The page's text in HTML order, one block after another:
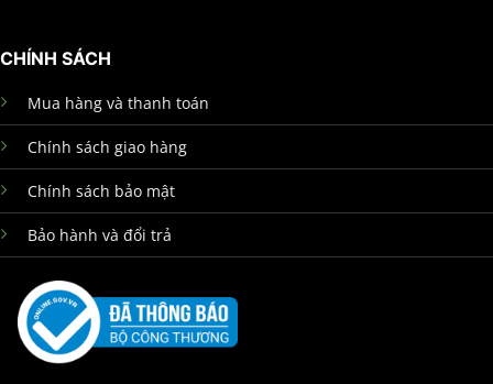
CHÍNH SÁCH
Mua hàng và thanh toán
Chính sách giao hàng
Chính sách bảo mật
Bảo hành và đổi trả